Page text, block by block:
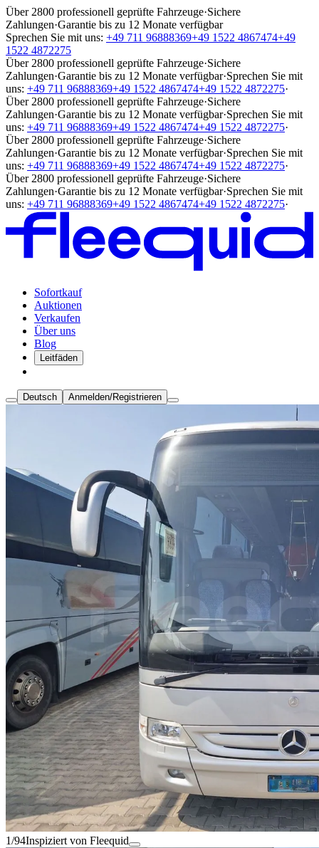
Über 2800 professionell geprüfte Fahrzeuge·Sichere
Zahlungen·Garantie bis zu 12 Monate verfügbar
Sprechen Sie mit uns: +49 711 96888369+49 1522 4867474+49
1522 4872275
Über 2800 professionell geprüfte Fahrzeuge·Sichere
Zahlungen·Garantie bis zu 12 Monate verfügbar·Sprechen Sie mit
uns: +49 711 96888369+49 1522 4867474+49 1522 4872275·
Über 2800 professionell geprüfte Fahrzeuge·Sichere
Zahlungen·Garantie bis zu 12 Monate verfügbar·Sprechen Sie mit
uns: +49 711 96888369+49 1522 4867474+49 1522 4872275·
Über 2800 professionell geprüfte Fahrzeuge·Sichere
Zahlungen·Garantie bis zu 12 Monate verfügbar·Sprechen Sie mit
uns: +49 711 96888369+49 1522 4867474+49 1522 4872275·
Über 2800 professionell geprüfte Fahrzeuge·Sichere
Zahlungen·Garantie bis zu 12 Monate verfügbar·Sprechen Sie mit
uns: +49 711 96888369+49 1522 4867474+49 1522 4872275·
Sofortkauf
Auktionen
Verkaufen
Über uns
Blog
Leitfäden
Deutsch Anmelden/Registrieren
1/94Inspiziert von Fleequid